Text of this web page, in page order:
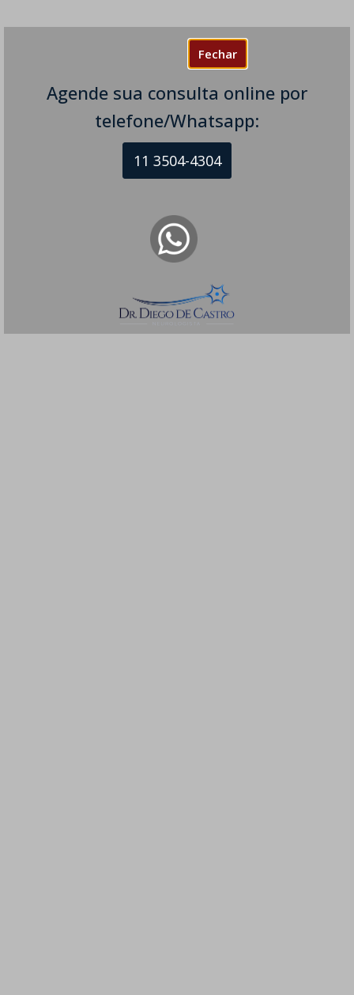
Fechar
Agende sua consulta online por
telefone/Whatsapp:
11 3504-4304